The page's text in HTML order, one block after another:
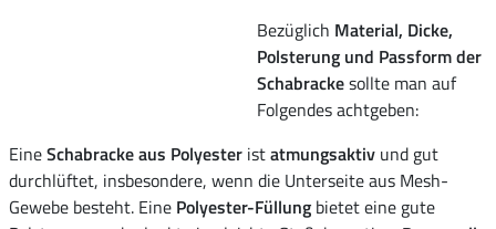
Bezüglich Material, Dicke,
Polsterung und Passform der
Schabrackesollte man auf
Folgendes achtgeben:
EineSchabracke aus Polyester istatmungsaktiv und gut
durchlüftet, insbesondere, wenn die Unterseite aus Mesh-
Gewebe besteht. Eine Polyester-Füllung bietet eine gute